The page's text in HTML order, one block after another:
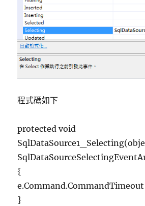
程式碼如下
protected void
{
}